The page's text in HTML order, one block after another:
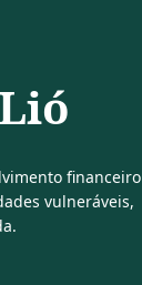
financeiro
vulneráveis,